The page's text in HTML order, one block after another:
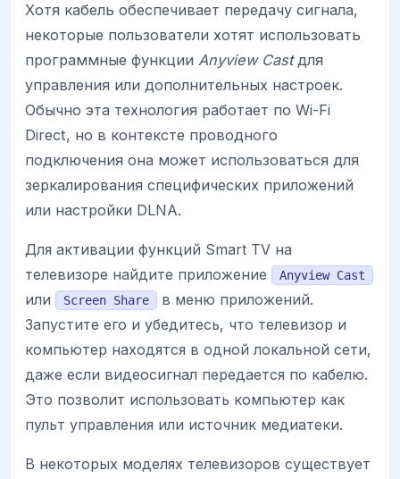
Хотя кабель обеспечивает передачу сигнала,
некоторые пользователи хотят использовать
программные функции Anyview Castдля
управления или дополнительных настроек.
Обычно эта технология работает по Wi-Fi
Direct, но в контексте проводного
подключения она может использоваться для
зеркалирования специфических приложений
или настройки DLNA.
Для активации функций Smart TV на
телевизоре найдите приложение
Anyview Cast
или Screen Share
в меню приложений.
Запустите его и убедитесь, что телевизор и
компьютер находятся в одной локальной сети,
даже если видеосигнал передается по кабелю.
Это позволит использовать компьютер как
пульт управления или источник медиатеки.
В некоторых моделях телевизоров существует